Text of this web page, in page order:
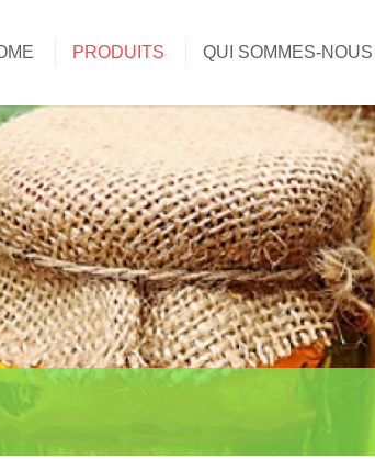
PRODUITS QUI SOMMES-NOUS